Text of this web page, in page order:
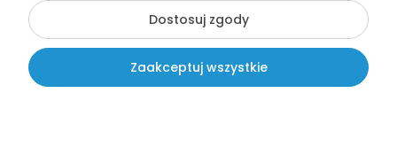
©2026 Wszelkie Prawa Zastrzeżone | SzkolneNaklejki.pl
Dostosuj zgody
Zaakceptuj wszystkie